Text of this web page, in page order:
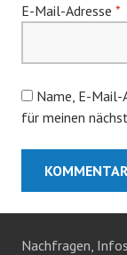
E-Mail-Adresse *
Name, E-Mail-
für meinen
Nachfragen,